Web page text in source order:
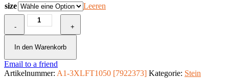
size Leeren
-
Fototapete
-
Winter's
Cave
+
In den Warenkorb
Email to a friend
Artikelnummer: A1-3XLFT1050 [7922373] Kategorie: Stein